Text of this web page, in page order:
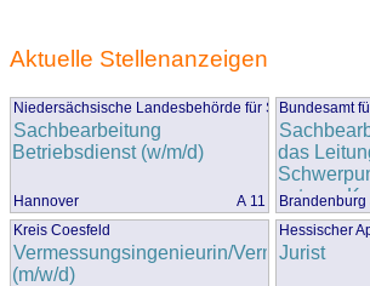
Aktuelle Stellenanzeigen
Niedersächsische Landesbehörde für Straßenbau
Sachbearbeitung
Betriebsdienst (w/m/d)
Hannover A 11
Bundesamt
das
externe
Dienst
Kreis Coesfeld
Vermessungsingenieurin/
(m/w/d)
Hessischer
Jurist